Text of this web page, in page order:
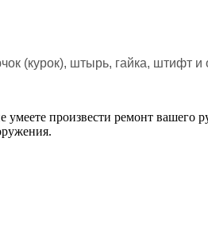
(курок), штырь, гайка, штифт и
произвести ремонт вашего